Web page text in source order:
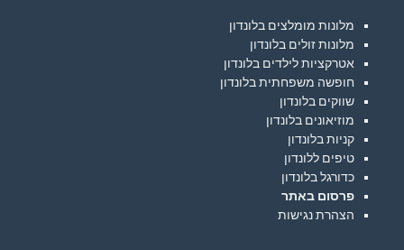
מלונות מומלצים בלונדון
מלונות זולים בלונדון
אטרקציות לילדים בלונדון
חופשה משפחתית בלונדון
שווקים בלונדון
מוזיאונים בלונדון
קניות בלונדון
טיפים ללונדון
כדורגל בלונדון
פרסום באתר
הצהרת נגישות